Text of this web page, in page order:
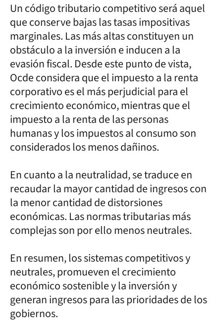
Un código tributario competitivo será aquel
que conserve bajas las tasas impositivas
marginales. Las más altas constituyen un
obstáculo a la inversión e inducen a la
evasión fiscal. Desde este punto de vista,
Ocde considera que el impuesto a la renta
corporativo es el más perjudicial para el
crecimiento económico, mientras que el
impuesto a la renta de las personas
humanas y los impuestos al consumo son
considerados los menos dañinos.
En cuanto a la neutralidad, se traduce en
recaudar la mayor cantidad de ingresos con
la menor cantidad de distorsiones
económicas. Las normas tributarias más
complejas son por ello menos neutrales.
En resumen, los sistemas competitivos y
neutrales, promueven el crecimiento
económico sostenible y la inversión y
generan ingresos para las prioridades de los
gobiernos.